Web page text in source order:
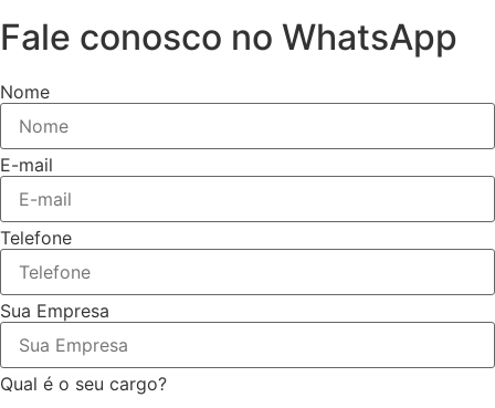
Fale conosco no WhatsApp
Nome
E-mail
Telefone
Sua Empresa
Qual é o seu cargo?